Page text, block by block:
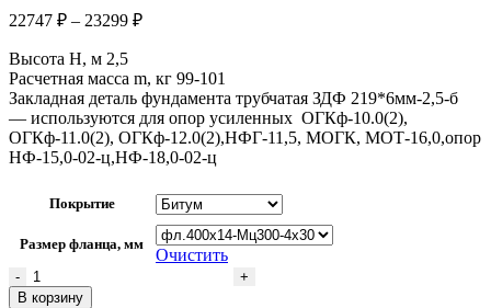
22747 ₽ – 23299 ₽
Высота H, м 2,5
Расчетная масса m, кг 99-101
Закладная деталь фундамента трубчатая ЗДФ 219*6мм-2,5-б
— используются для опор усиленных ОГКф-10.0(2),
ОГКф-11.0(2), ОГКф-12.0(2),НФГ-11,5, МОГК, МОТ-16,0,опор
НФ-15,0-02-ц,НФ-18,0-02-ц
Покрытие
Размер фланца, мм
Очистить
В корзину